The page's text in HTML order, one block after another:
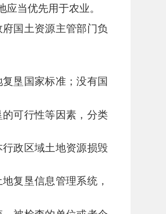
当优先用于农业。
国土资源主管部门负
垦国家标准；没有国
可行性等因素，分类
政区域土地资源损毁
复垦信息管理系统，